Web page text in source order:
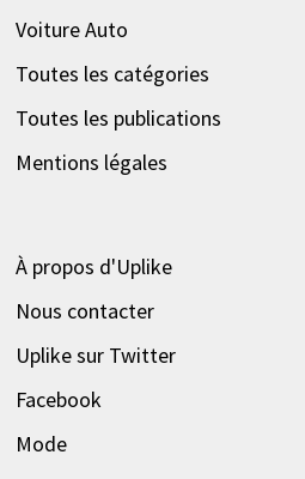
Voiture Auto
Toutes les catégories
Toutes les publications
Mentions légales
À propos d'Uplike
Nous contacter
Uplike sur Twitter
Facebook
Mode